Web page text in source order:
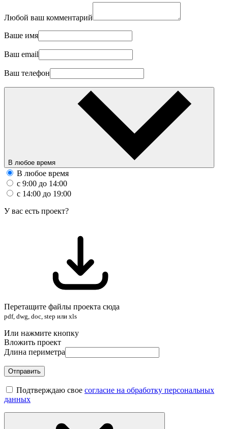
Любой ваш комментарий
Ваше имя
Ваш email
Ваш телефон
В любое время
В любое время
с 9:00 до 14:00
с 14:00 до 19:00
У вас есть проект?
Перетащите файлы проекта сюда
pdf, dwg, doc, step или xls
Или нажмите кнопку
Вложить проект
Длина периметра
Отправить
Подтверждаю свое согласие на обработку персональных
данных